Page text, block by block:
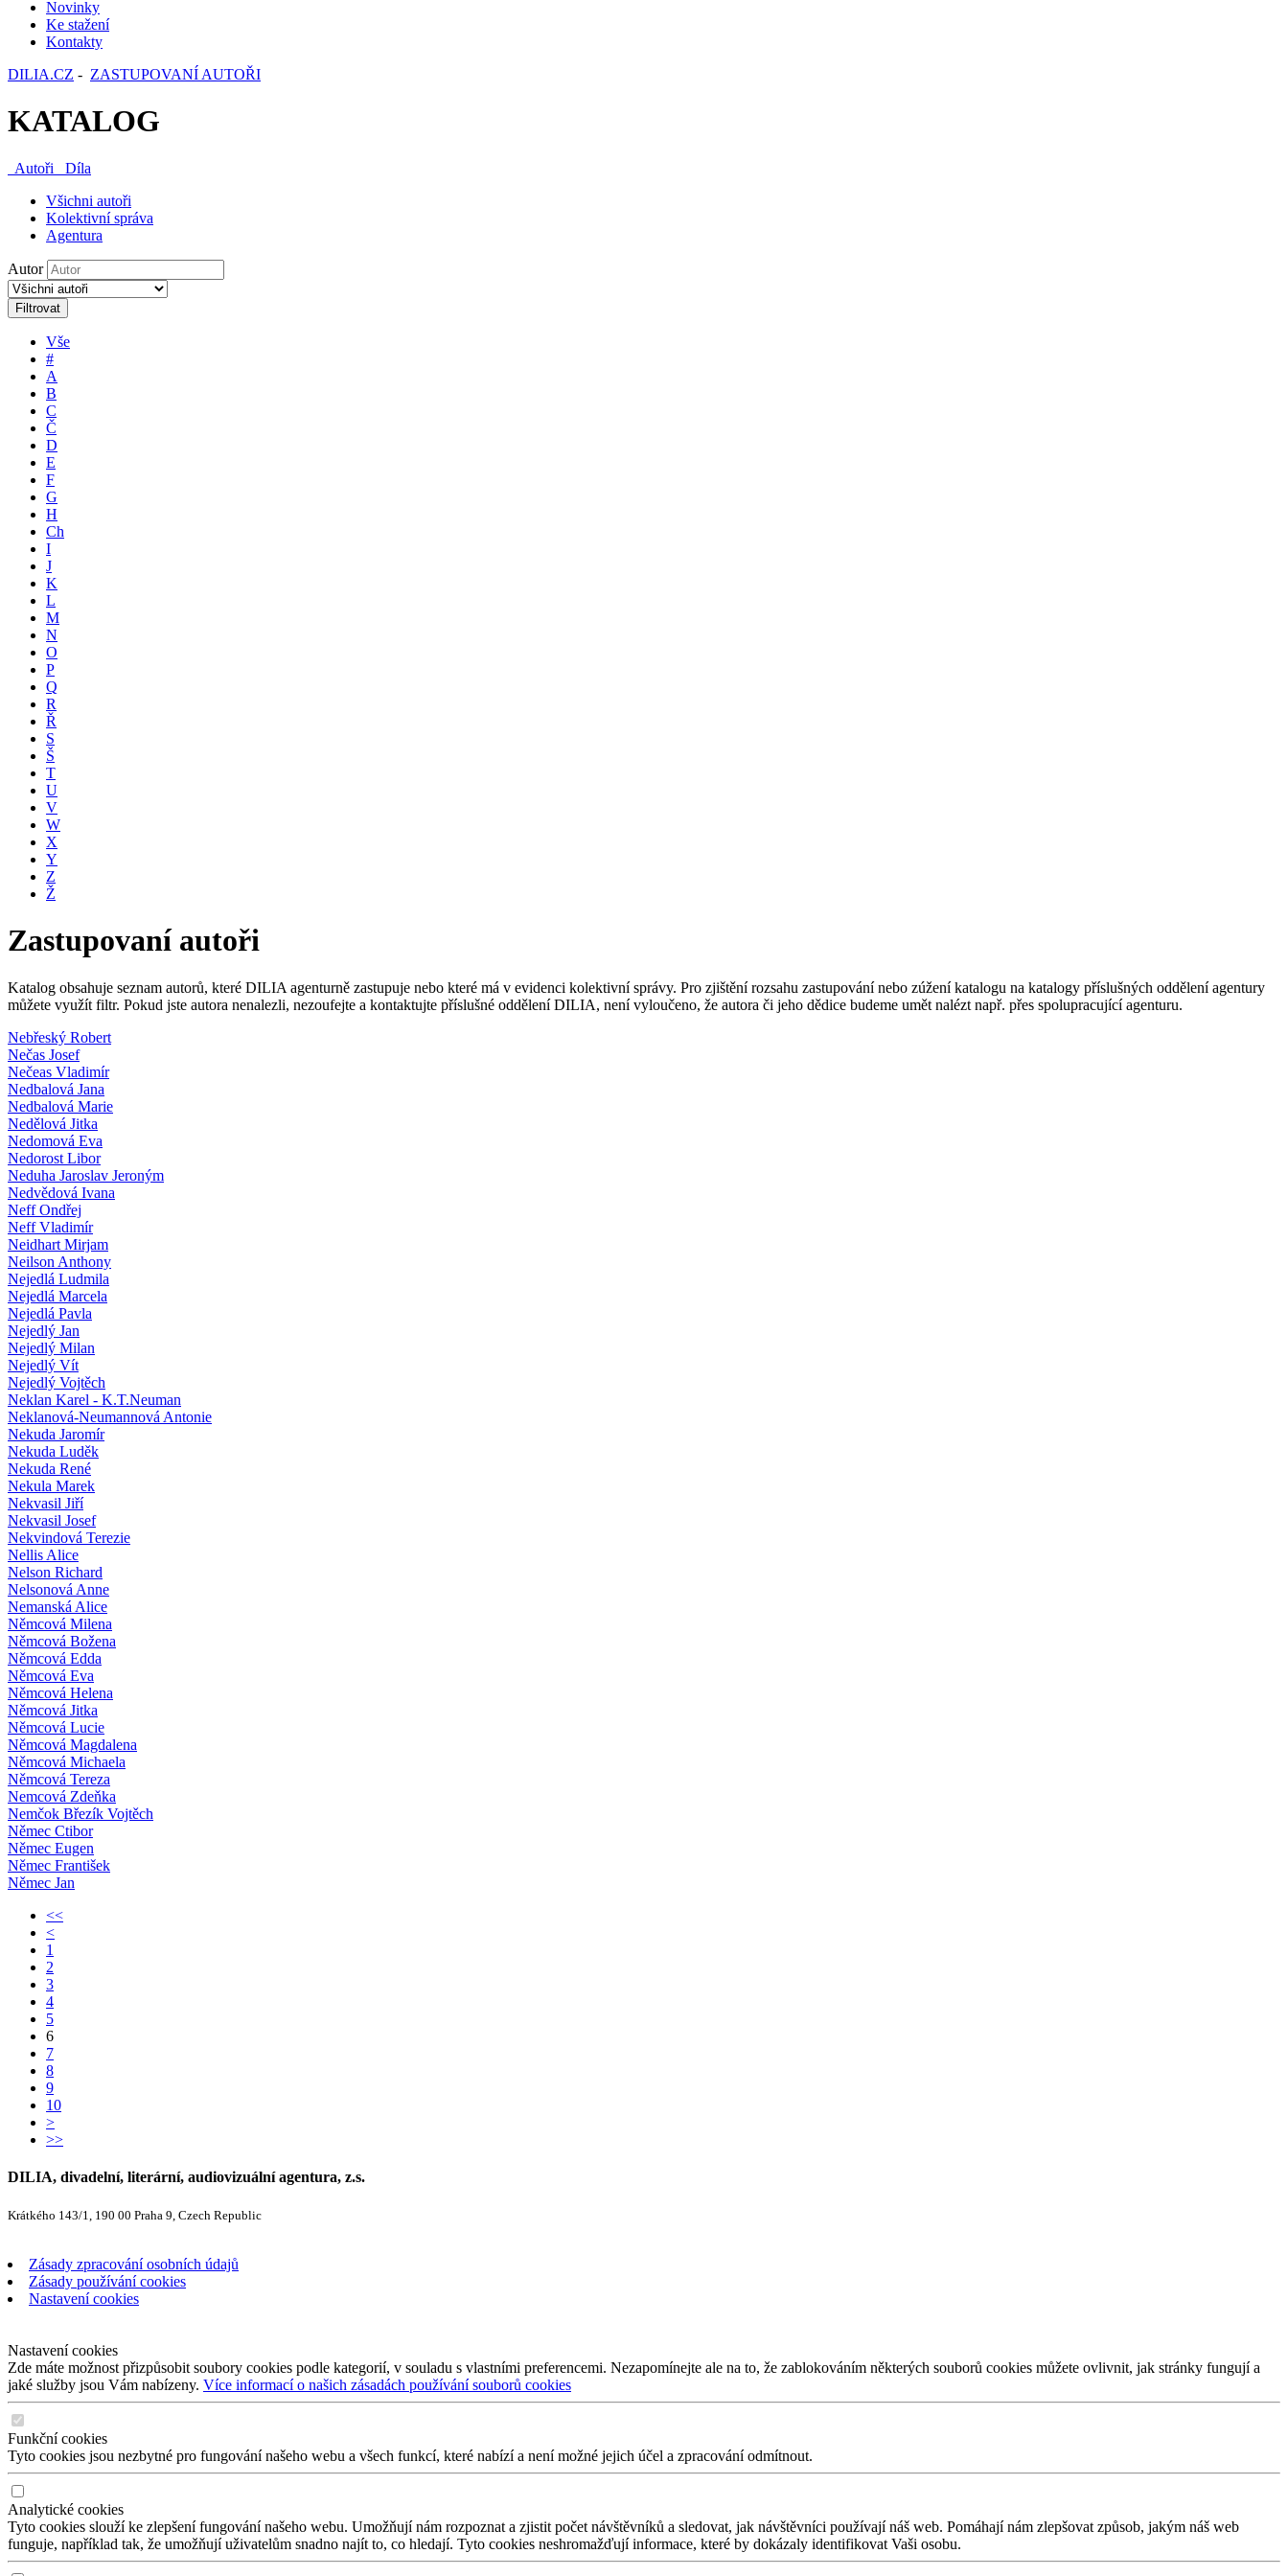
Novinky
Ke stažení
Kontakty
DILIA.CZ - ZASTUPOVANÍ AUTOŘI
KATALOG
Autoři
Díla
Všichni autoři
Kolektivní správa
Agentura
Autor
Filtrovat
Vše
#
A
B
C
Č
D
E
F
G
H
Ch
I
J
K
L
M
N
O
P
Q
R
Ř
S
Š
T
U
V
W
X
Y
Z
Ž
Zastupovaní autoři
Katalog obsahuje seznam autorů, které DILIA agenturně zastupuje nebo které má v evidenci kolektivní správy. Pro zjištění rozsahu zastupování nebo zúžení katalogu na katalogy příslušných oddělení agentury
můžete využít filtr. Pokud jste autora nenalezli, nezoufejte a kontaktujte příslušné oddělení DILIA, není vyloučeno, že autora či jeho dědice budeme umět nalézt např. přes spolupracující agenturu.
Nebřeský Robert
Nečas Josef
Nečeas Vladimír
Nedbalová Jana
Nedbalová Marie
Nedělová Jitka
Nedomová Eva
Nedorost Libor
Neduha Jaroslav Jeroným
Nedvědová Ivana
Neff Ondřej
Neff Vladimír
Neidhart Mirjam
Neilson Anthony
Nejedlá Ludmila
Nejedlá Marcela
Nejedlá Pavla
Nejedlý Jan
Nejedlý Milan
Nejedlý Vít
Nejedlý Vojtěch
Neklan Karel - K.T.Neuman
Neklanová-Neumannová Antonie
Nekuda Jaromír
Nekuda Luděk
Nekuda René
Nekula Marek
Nekvasil Jiří
Nekvasil Josef
Nekvindová Terezie
Nellis Alice
Nelson Richard
Nelsonová Anne
Nemanská Alice
Němcová Milena
Němcová Božena
Němcová Edda
Němcová Eva
Němcová Helena
Němcová Jitka
Němcová Lucie
Němcová Magdalena
Němcová Michaela
Němcová Tereza
Nemcová Zdeňka
Nemčok Březík Vojtěch
Němec Ctibor
Němec Eugen
Němec František
Němec Jan
<<
<
1
2
3
4
5
6
7
8
9
10
>
>>
DILIA, divadelní, literární, audiovizuální agentura, z.s.
Krátkého 143/1, 190 00 Praha 9, Czech Republic
Zásady zpracování osobních údajů
Zásady používání cookies
Nastavení cookies
Nastavení cookies
Zde máte možnost přizpůsobit soubory cookies podle kategorií, v souladu s vlastními preferencemi. Nezapomínejte ale na to, že zablokováním některých souborů cookies můžete ovlivnit, jak stránky fungují a
jaké služby jsou Vám nabízeny. Více informací o našich zásadách používání souborů cookies
Funkční cookies
Tyto cookies jsou nezbytné pro fungování našeho webu a všech funkcí, které nabízí a není možné jejich účel a zpracování odmítnout.
Analytické cookies
Tyto cookies slouží ke zlepšení fungování našeho webu. Umožňují nám rozpoznat a zjistit počet návštěvníků a sledovat, jak návštěvníci používají náš web. Pomáhají nám zlepšovat způsob, jakým náš web
funguje, například tak, že umožňují uživatelům snadno najít to, co hledají. Tyto cookies neshromažďují informace, které by dokázaly identifikovat Vaši osobu.